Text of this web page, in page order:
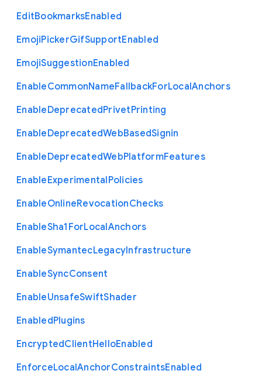
EditBookmarksEnabled
EmojiPickerGifSupportEnabled
EmojiSuggestionEnabled
EnableCommonNameFallbackForLocalAnchors
EnableDeprecatedPrivetPrinting
EnableDeprecatedWebBasedSignin
EnableDeprecatedWebPlatformFeatures
EnableExperimentalPolicies
EnableOnlineRevocationChecks
EnableSha1 ForLocalAnchors
EnableSymantecLegacyInfrastructure
EnableSyncConsent
EnableUnsafeSwiftShader
EnabledPlugins
EncryptedClientHelloEnabled
EnforceLocalAnchorConstraintsEnabled